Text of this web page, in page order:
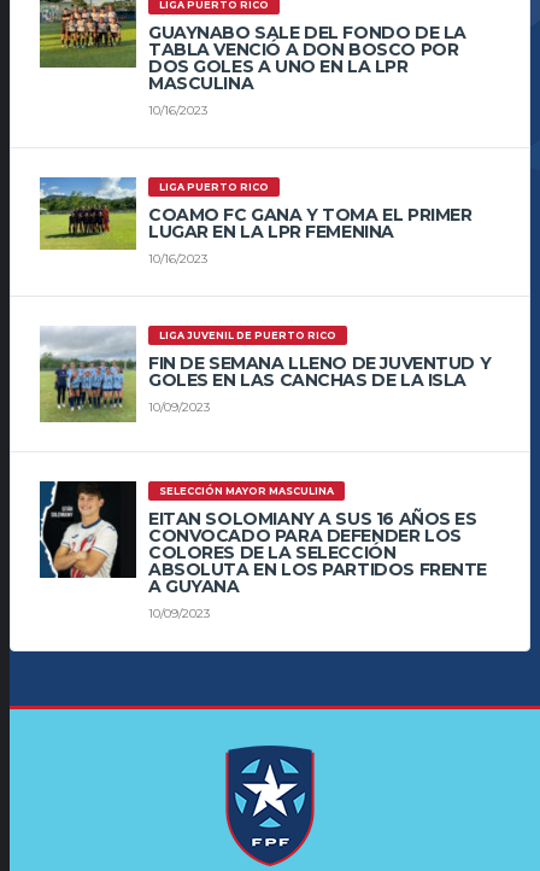
LIGA PUERTO RICO
GUAYNABO SALE DEL FONDO DE LA
TABLA VENCIÓ A DON BOSCO POR
DOS GOLES A UNO EN LA LPR
MASCULINA
10/16/2023
LIGA PUERTO RICO
COAMO FC GANA Y TOMA EL PRIMER
LUGAR EN LA LPR FEMENINA
10/16/2023
LIGA JUVENIL DE PUERTO RICO
FIN DE SEMANA LLENO DE JUVENTUD Y
GOLES EN LAS CANCHAS DE LA ISLA
10/09/2023
SELECCIÓN MAYOR MASCULINA
EITAN SOLOMIANY A SUS 16 AÑOS ES
CONVOCADO PARA DEFENDER LOS
COLORES DE LA SELECCIÓN
ABSOLUTA EN LOS PARTIDOS FRENTE
A GUYANA
10/09/2023